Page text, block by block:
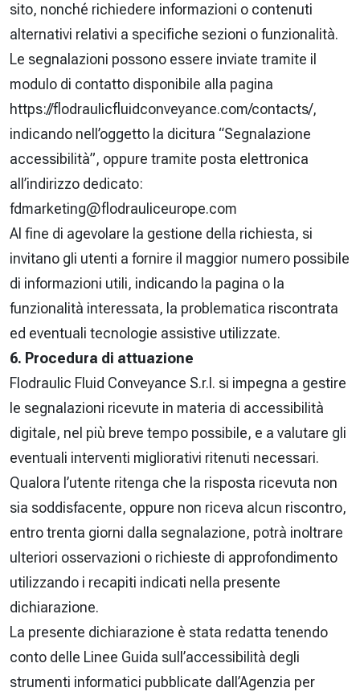
sito, nonché richiedere informazioni o contenuti
alternativi relativi a specifiche sezioni o funzionalità.
Le segnalazioni possono essere inviate tramite il
modulo di contatto disponibile alla pagina
https://flodraulicfluidconveyance.com/contacts/,
indicando nell’oggetto la dicitura “Segnalazione
accessibilità”, oppure tramite posta elettronica
all’indirizzo dedicato:
fdmarketing@flodrauliceurope.com
Al fine di agevolare la gestione della richiesta, si
invitano gli utenti a fornire il maggior numero possibile
di informazioni utili, indicando la pagina o la
funzionalità interessata, la problematica riscontrata
ed eventuali tecnologie assistive utilizzate.
6. Procedura di attuazione
Flodraulic Fluid Conveyance S.r.l. si impegna a gestire
le segnalazioni ricevute in materia di accessibilità
digitale, nel più breve tempo possibile, e a valutare gli
eventuali interventi migliorativi ritenuti necessari.
Qualora l’utente ritenga che la risposta ricevuta non
sia soddisfacente, oppure non riceva alcun riscontro,
entro trenta giorni dalla segnalazione, potrà inoltrare
ulteriori osservazioni o richieste di approfondimento
utilizzando i recapiti indicati nella presente
dichiarazione.
La presente dichiarazione è stata redatta tenendo
conto delle Linee Guida sull’accessibilità degli
strumenti informatici pubblicate dall’Agenzia per